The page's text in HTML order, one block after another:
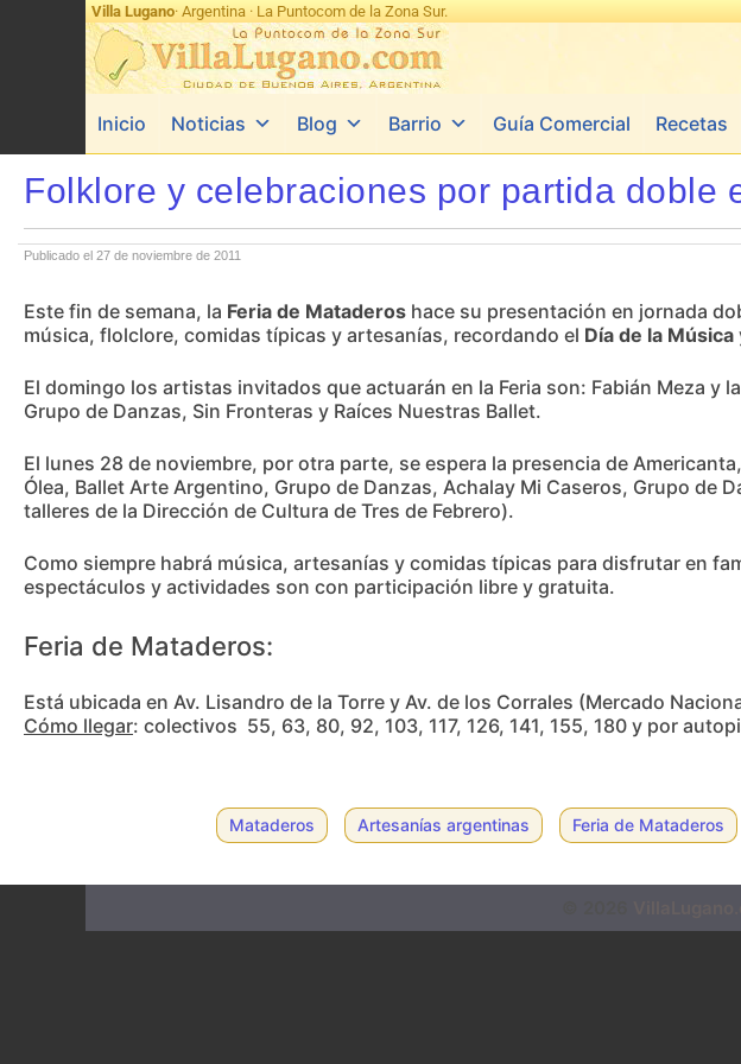
Villa Lugano· Argentina · La Puntocom de la Zona Sur.
Inicio Noticias Blog Barrio Guía Comercial Recetas
Folklore y celebraciones por partida doble
Publicado el 27 de noviembre de 2011
Este fin de semana, la Feria de Mataderos hace su presentación en jornada
música, flolclore, comidas típicas y artesanías, recordando el Día de la Música
El domingo los artistas invitados que actuarán en la Feria son: Fabián Meza y
Grupo de Danzas, Sin Fronteras y Raíces Nuestras Ballet.
El lunes 28 de noviembre, por otra parte, se espera la presencia de
Ólea, Ballet Arte Argentino, Grupo de Danzas, Achalay Mi Caseros, Grupo de
talleres de la Dirección de Cultura de Tres de Febrero).
Como siempre habrá música, artesanías y comidas típicas para disfrutar en
espectáculos y actividades son con participación libre y gratuita.
Feria de Mataderos:
Está ubicada en Av. Lisandro de la Torre y Av. de los Corrales (Mercado
Cómo llegar: colectivos 55, 63, 80, 92, 103, 117, 126, 141, 155, 180 y por
Mataderos Artesanías argentinas Feria de Mataderos